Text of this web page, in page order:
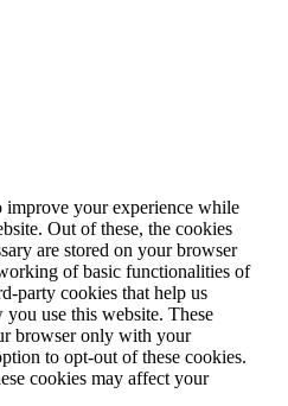
improve your experience while
Out of these, the cookies
are stored on your browser
of basic functionalities of
party cookies that help us
use this website. These
browser only with your
to opt-out of these cookies.
cookies may affect your